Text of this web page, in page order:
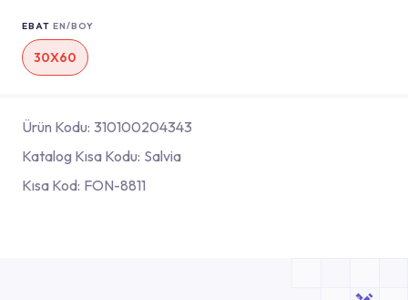
EBAT EN/BOY
30X60
Ürün Kodu: 310100204343
Katalog Kısa Kodu: Salvia
Kısa Kod: FON-8811